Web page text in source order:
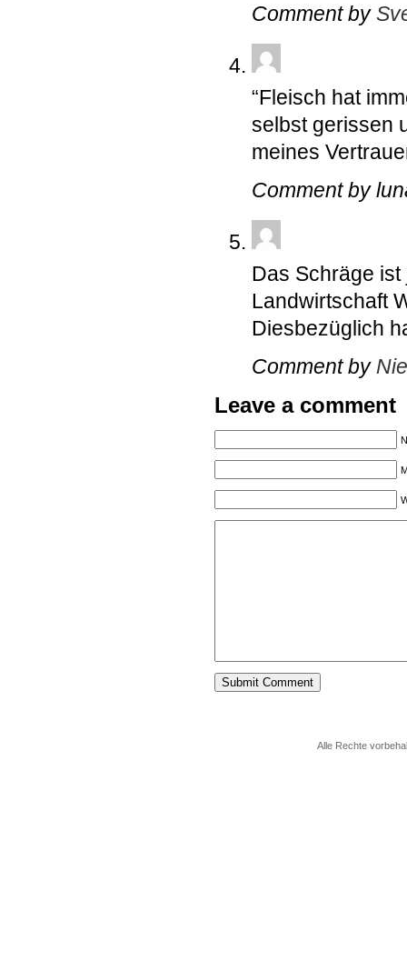
Comment by
“Fleisch hat
selbst gerissen
meines
Comment by
Das Schräge
Landwirtschaft
Diesbezüglich
Comment by
Leave a comment
Alle Rechte